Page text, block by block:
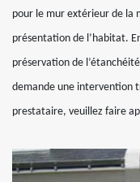
pour le mur extérieur de la
présentation de l’habitat.
préservation de
demande une intervention
prestataire, veuillez faire